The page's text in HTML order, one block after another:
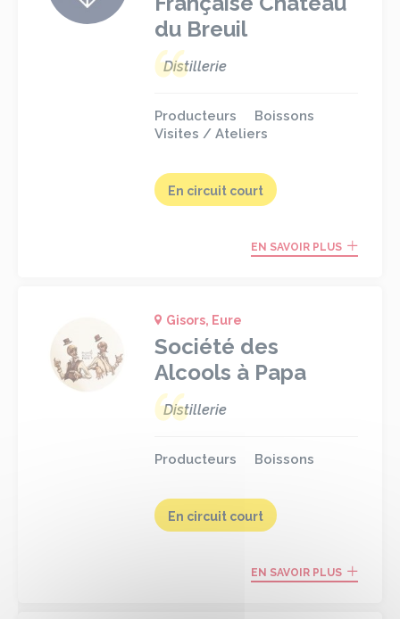
du Breuil
Distillerie
Producteurs
Boissons
Visites / Ateliers
En circuit court
EN SAVOIR PLUS
Gisors, Eure
Société des
Alcools à Papa
Distillerie
Producteurs Boissons
En circuit court
EN SAVOIR PLUS